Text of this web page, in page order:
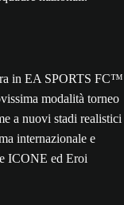
in EA SPORTS FC™
modalità torneo
a nuovi stadi realistici
internazionale e
ICONE ed Eroi